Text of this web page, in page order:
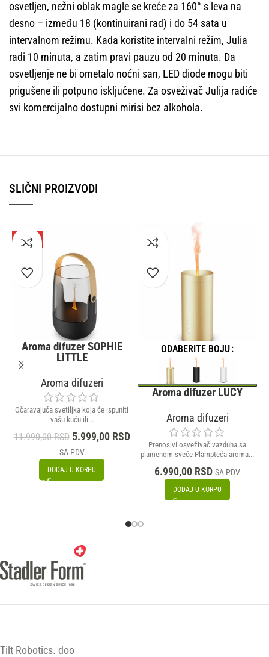
osvetljen, nežni oblak magle se kreće za 160° s leva na
desno – između 18 (kontinuirani rad) i do 54 sata u
intervalnom režimu. Kada koristite intervalni režim, Julia
radi 10 minuta, a zatim pravi pauzu od 20 minuta. Da
osvetljenje ne bi ometalo noćni san, LED diode mogu biti
prigušene ili potpuno isključene. Za osveživač Julija radiće
svi komercijalno dostupni mirisi bez alkohola.
SLIČNI PROIZVODI
-50%
Aroma difuzer SOPHIE
LiTTLE
Aroma difuzeri
Očaravajuća svetiljka koja će ispuniti
vašu kuću ili...
11.990,00RSD 5.999,00 RSD
SA PDV
DODAJ U KORPU
ODABERITE BOJU
Aroma difuzer LUCY
Aroma difuzeri
Prenosivi osveživač vazduha sa
plamenom sveće Plampteća aroma...
6.990,00 RSD SA PDV
DODAJ U KORPU
Tilt Robotics. doo